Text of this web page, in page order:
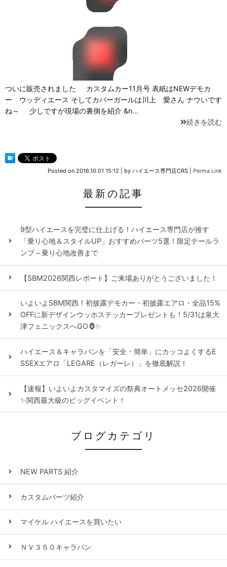
ついに販売されました カスタムカー11月号 表紙はNEWデモカ
ー ウッディエース そしてカバーガールは川上 愛さん ナウいです
ね～ 少しですが現場の裏側を紹介 &n…
続きを読む
Posted on 2016.10.01 15:12 by ハイエース専門店CRS Perma Link
最新の記事
9型ハイエースを完璧に仕上げる！ハイエース専門店が推す
「乗り心地＆スタイルUP」おすすめパーツ5選！限定テールラ
ンプ～乗り心地改善まで
【SBM2026関西レポート】ご来場ありがとうございました！
いよいよSBM関西！初披露デモカー・初披露エアロ・全品15%
OFFに新デザインウッホステッカープレゼントも！5/31は泉大
津フェニックスへGO🦍✨
ハイエース＆キャラバンを「安全・簡単」にカッコよくするE
SSEXエアロ「LEGARE（レガーレ）」を徹底解説！
【速報】いよいよカスタマイズの祭典オートメッセ2026開催
✨関西最大級のビッグイベント！
ブログカテゴリ
NEW PARTS 紹介
カスタムパーツ紹介
マイケル ハイエースを買いたい
ＮＶ３５０キャラバン